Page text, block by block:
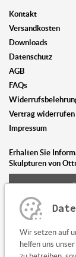
Kontakt
Versandkosten
Downloads
Datenschutz
AGB
FAQs
Vertrag widerrufen
Impressum
Erhalten Sie
Skulpturen von
Sie haben Fragen
Wir setzen auf
helfen uns